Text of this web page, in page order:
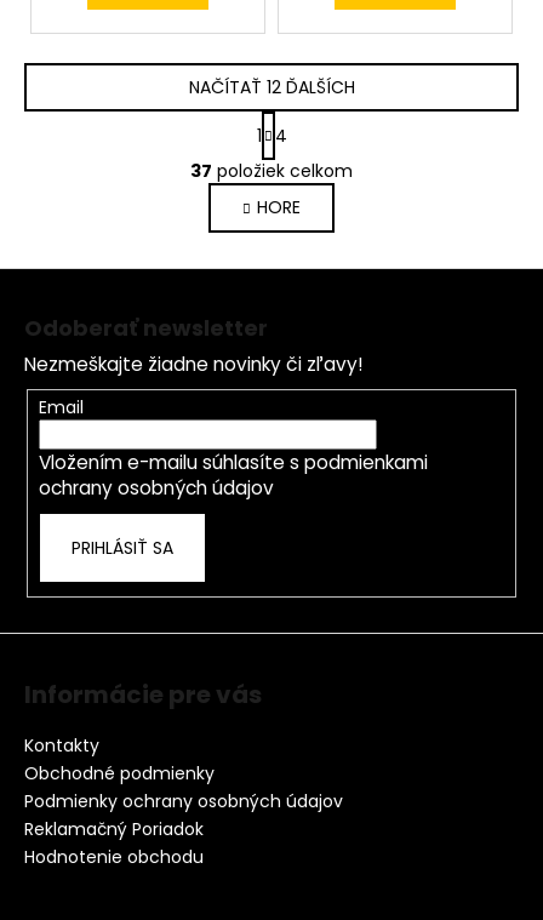
O
v
l
á
d
e
p
r
v
k
s
NAČÍTAŤ 12 ĎALŠÍCH
S
t
r
á
n
k
o
i
e
1
4
37 položiek celkom
HORE
Odoberať newsletter
Nezmeškajte žiadne novinky či zľavy!
Email
Vložením e-mailu súhlasíte s podmienkami
ochrany osobných údajov
PRIHLÁSIŤ SA
Informácie pre vás
Kontakty
Obchodné podmienky
Podmienky ochrany osobných údajov
Reklamačný Poriadok
Hodnotenie obchodu